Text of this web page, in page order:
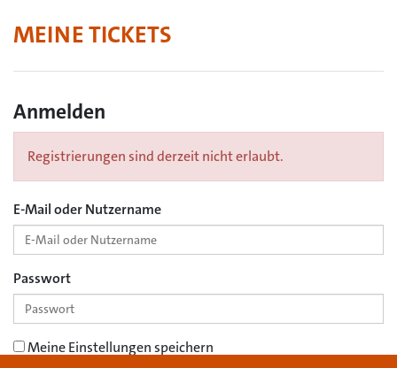
MEINE TICKETS
Anmelden
Registrierungen sind derzeit nicht erlaubt.
E-Mail oder Nutzername
Passwort
Meine Einstellungen speichern